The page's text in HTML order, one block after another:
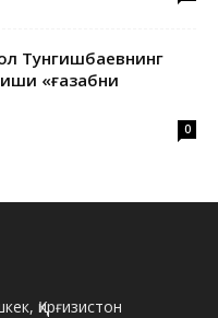
Тунгишбаевнинг
«ғазабни
0
Қирғизистон